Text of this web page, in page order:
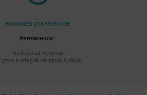
HORAIRES D’OUVERTURE
Permanence :
du lundi au vendredi
9h00 à 12h15 et de 13h45 à 16h45